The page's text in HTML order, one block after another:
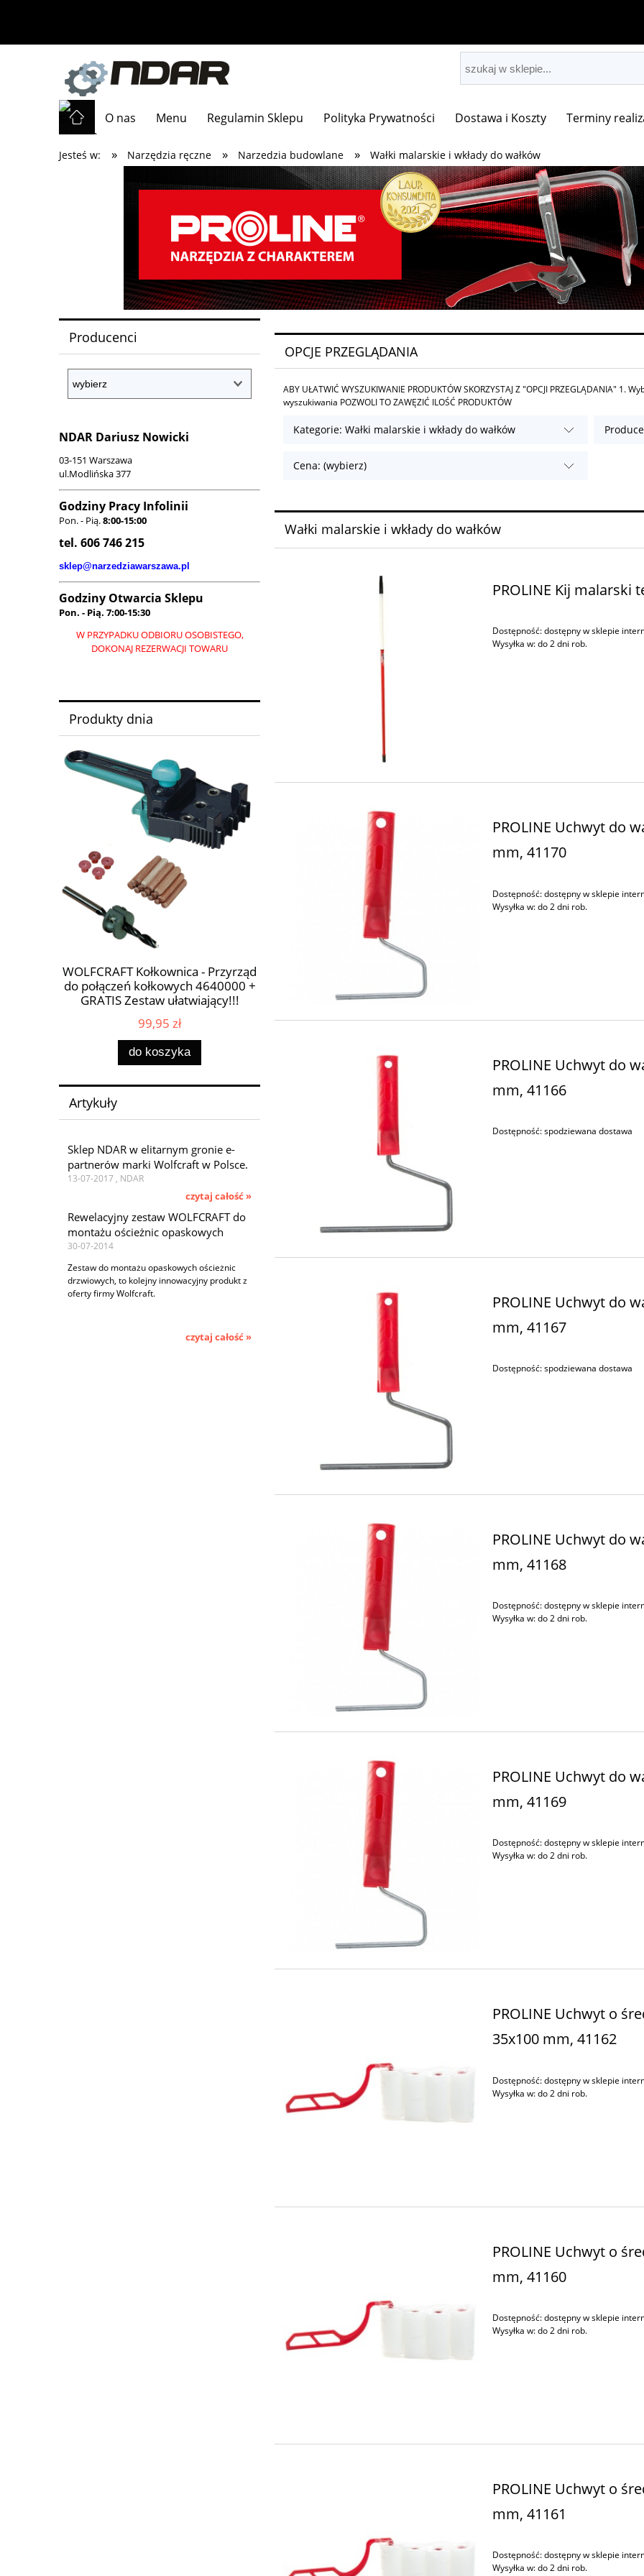
O nas Menu Regulamin Sklepu Polityka Prywatności Dostawa i Koszty Terminy
Jesteś w: » Narzędzia ręczne » Narzedzia budowlane » Wałki malarskie i wkłady do wałków
Producenci
NDAR Dariusz Nowicki
03-151 Warszawa
ul.Modlińska 377
Godziny Pracy Infolinii
Pon. - Pią.8:00-15:00
tel. 606 746 215
sklep@narzedziawarszawa.pl
Godziny Otwarcia Sklepu
Pon. - Pią. 7:00-15:30
W PRZYPADKU ODBIORU OSOBISTEGO,
DOKONAJ REZERWACJI TOWARU
Produkty dnia
WOLFCRAFT Kołkownica - Przyrząd
do połączeń kołkowych 4640000 +
GRATIS Zestaw ułatwiający!!!
99,95 zł
do koszyka
WOLFCRAFT Kątownik japoński 3D
24,99 zł
do koszyka
74,99 zł
Artykuły
Sklep NDAR w elitarnym gronie e-
partnerów marki Wolfcraft w Polsce.
13-07-2017 , NDAR
czytaj całość »
Rewelacyjny zestaw WOLFCRAFT do
montażu ościeżnic opaskowych
30-07-2014
Zestaw do montażu opaskowych ościeżnic
drzwiowych, to kolejny innowacyjny produkt z
oferty firmy Wolfcraft.
czytaj całość »
OPCJE PRZEGLĄDANIA
ABY UŁATWIĆ WYSZUKIWANIE PRODUKTÓW SKORZYSTAJ Z "OPCJI PRZEGLĄDANIA"
wyszukiwania POZWOLI TO ZAWĘZIĆ ILOŚĆ PRODUKTÓW
Kategorie: Wałki malarskie i wkłady do wałków
Cena: (wybierz)
Wałki malarskie i wkłady do wałków
PROLINE Kij malarski
Dostępność:dostępny w sklepie
Wysyłka w:do 2 dni rob.
PROLINE Uchwyt do
mm, 41170
Dostępność:dostępny w sklepie
Wysyłka w:do 2 dni rob.
PROLINE Uchwyt do
mm, 41166
Dostępność:spodziewana dostawa
PROLINE Uchwyt do
mm, 41167
Dostępność:spodziewana dostawa
PROLINE Uchwyt do
mm, 41168
Dostępność:dostępny w sklepie
Wysyłka w:do 2 dni rob.
PROLINE Uchwyt do
mm, 41169
Dostępność:dostępny w sklepie
Wysyłka w:do 2 dni rob.
PROLINE Uchwyt o
35x100 mm, 41162
Dostępność:dostępny w sklepie
Wysyłka w:do 2 dni rob.
PROLINE Uchwyt o
mm, 41160
Dostępność:dostępny w sklepie
Wysyłka w:do 2 dni rob.
PROLINE Uchwyt o
mm, 41161
Dostępność:dostępny w sklepie
Wysyłka w:do 2 dni rob.